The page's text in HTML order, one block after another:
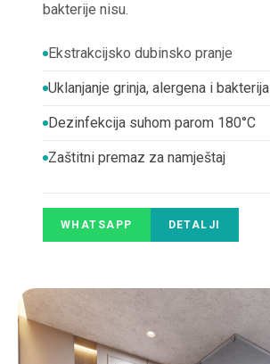
bakterije nisu.
Ekstrakcijsko dubinsko pranje
Uklanjanje grinja, alergena i bakterija
Dezinfekcija suhom parom 180°C
Zaštitni premaz za namještaj
WHATSAPP DETALJI